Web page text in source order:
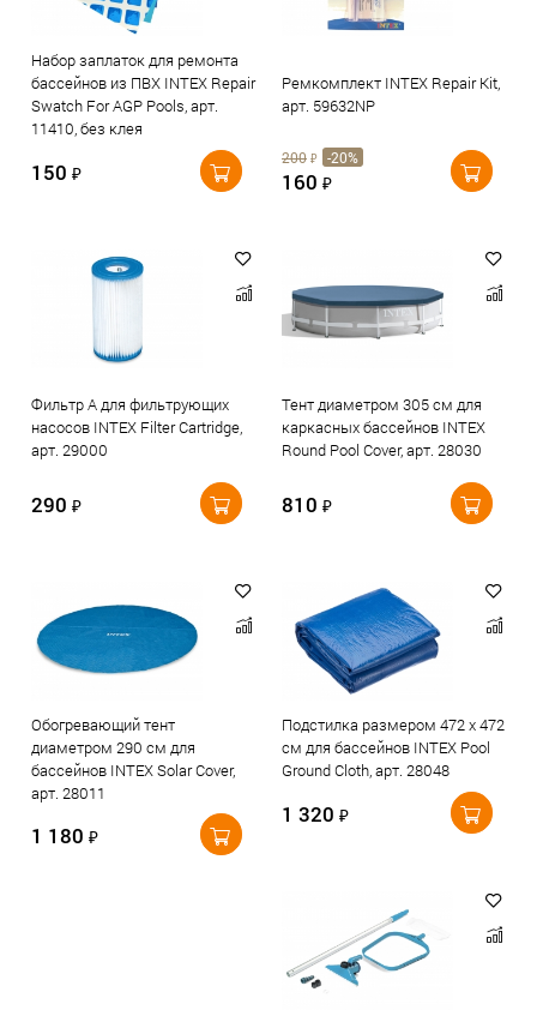
Набор заплаток для ремонта
бассейнов из ПВХ INTEX Repair
Swatch For AGP Pools, арт.
11410, без клея
150 ₽
Ремкомплект INTEX Repair Kit,
арт. 59632NP
200 ₽ -20%
160 ₽
Фильтр A для фильтрующих
насосов INTEX Filter Cartridge,
арт. 29000
290 ₽
Тент диаметром 305 см для
каркасных бассейнов INTEX
Round Pool Cover, арт. 28030
810 ₽
Обогревающий тент
диаметром 290 см для
бассейнов INTEX Solar Cover,
арт. 28011
1 180 ₽
Подстилка размером 472 х 472
см для бассейнов INTEX Pool
Ground Cloth, арт. 28048
1 320 ₽